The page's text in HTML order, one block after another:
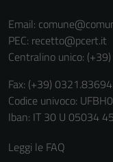
Email:
PEC: recetto@pcert.it
Centralino unico:
Fax: (+39)
Codice univoco:
Iban: IT 30 U 05034
Leggi le FAQ